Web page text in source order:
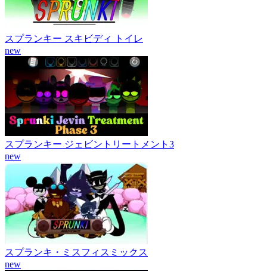
スプランキー スキビディ トイレ
new
スプランキー ジェビントリートメント3
new
スプランキ・ミスフィスミックス
new